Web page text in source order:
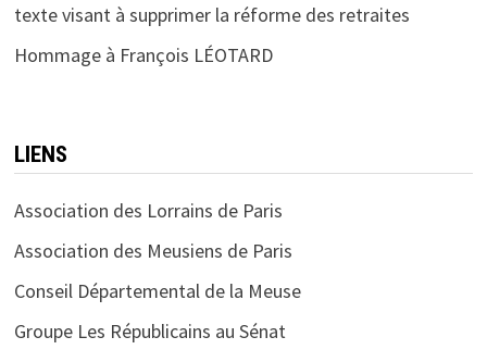
texte visant à supprimer la réforme des retraites
Hommage à François LÉOTARD
LIENS
Association des Lorrains de Paris
Association des Meusiens de Paris
Conseil Départemental de la Meuse
Groupe Les Républicains au Sénat